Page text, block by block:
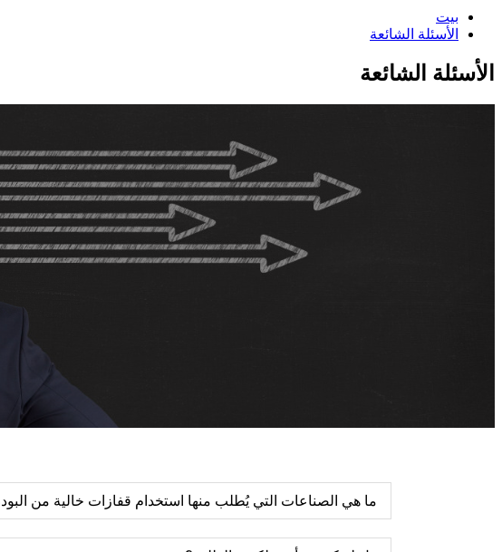
بيت
الأسئلة الشائعة
الأسئلة الشائعة
ما هي الصناعات التي يُطلب منها استخدام قفازات خالية من